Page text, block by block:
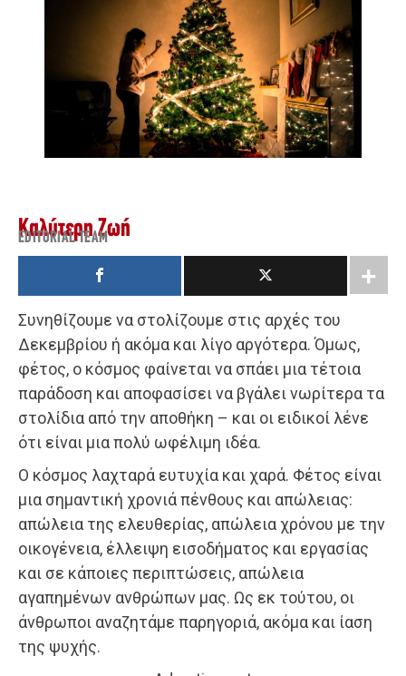
Καλύτερη Ζωή
EDITORIAL TEAM
Συνηθίζουμε να στολίζουμε στις αρχές του
Δεκεμβρίου ή ακόμα και λίγο αργότερα. Όμως,
φέτος, ο κόσμος φαίνεται να σπάει μια τέτοια
παράδοση και αποφασίσει να βγάλει νωρίτερα τα
στολίδια από την αποθήκη – και οι ειδικοί λένε
ότι είναι μια πολύ ωφέλιμη ιδέα.
Ο κόσμος λαχταρά ευτυχία και χαρά. Φέτος είναι
μια σημαντική χρονιά πένθους και απώλειας:
απώλεια της ελευθερίας, απώλεια χρόνου με την
οικογένεια, έλλειψη εισοδήματος και εργασίας
και σε κάποιες περιπτώσεις, απώλεια
αγαπημένων ανθρώπων μας. Ως εκ τούτου, οι
άνθρωποι αναζητάμε παρηγοριά, ακόμα και ίαση
της ψυχής.